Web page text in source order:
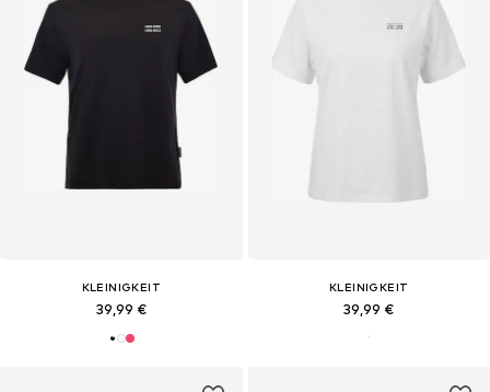
KLEINIGKEIT
39,99 €
KLEINIGKEIT
39,99 €